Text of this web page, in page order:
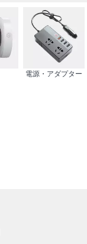
電源・アダプター